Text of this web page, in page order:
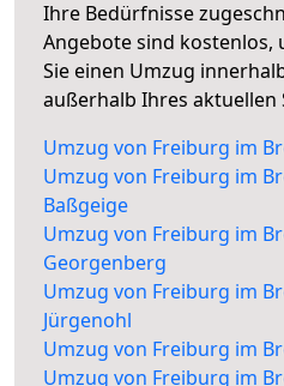
Ihre Bedürfnisse
Angebote sind kostenlos,
Sie einen Umzug
außerhalb Ihres aktuellen
Umzug von Freiburg im
Umzug von Freiburg im
Baßgeige
Umzug von Freiburg im
Georgenberg
Umzug von Freiburg im
Jürgenohl
Umzug von Freiburg im
Umzug von Freiburg im